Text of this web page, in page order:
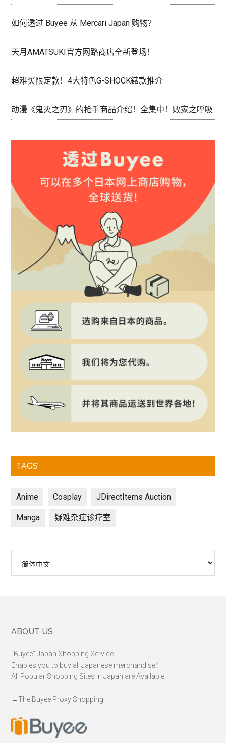
如何透过 Buyee 从 Mercari Japan 购物？
天月AMATSUKI官方网路商店全新登场！
超难买限定款！4大特色G-SHOCK錶款推介
动漫《鬼灭之刃》的抢手商品介绍！全集中！败家之呼吸
TAGS
Anime Cosplay JDirectItems Auction
Manga 疑难杂症诊疗室
Footer
ABOUT US
“Buyee” Japan Shopping Service
Enables you to buy all Japanese merchandise！
All Popular Shopping Sites in Japan are Available!
→The Buyee Proxy Shopping!